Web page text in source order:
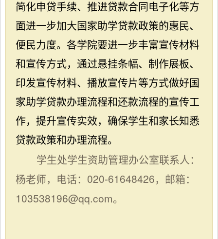
简化申贷手续、推进贷款合同电子化等方
面进一步加大国家助学贷款政策的惠民、
便民力度。 各学院要进一步丰富宣传材料
和宣传方式，通过悬挂条幅、制作展板、
印发宣传材料、播放宣传片等方式做好国
家助学贷款办理流程和还款流程的宣传工
作，提升宣传实效， 确保学生和家长知悉
贷款政策和办理流程。
学生处学生资助管理办公室联系人：
杨老师，电话：020-61648426，邮箱：
103538196@qq.com。